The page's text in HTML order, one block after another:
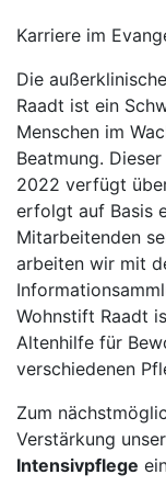
Karriere im
Die
Raadt ist ein
Menschen im
Beatmung.
2022 verfügt
erfolgt auf Basis
Mitarbeitenden
arbeiten wir mit
Wohnstift Raadt
Altenhilfe für
verschiedenen
Zum
Verstärkung
Intensivpflege